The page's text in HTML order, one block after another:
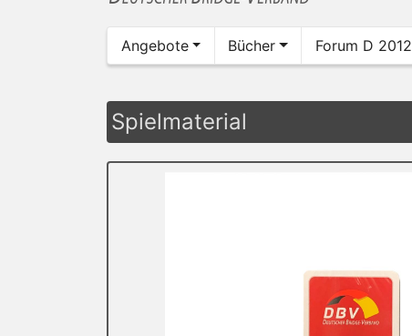
Angebote Bücher Forum D 2012
Spielmaterial